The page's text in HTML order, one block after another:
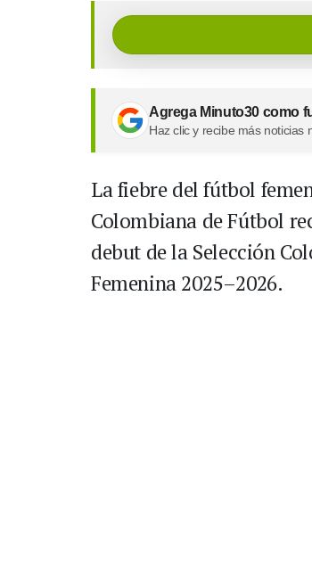
Agrega Minuto30 como
Haz clic y recibe más noticias
La fiebre del fútbol
Colombiana de Fútbol
debut de la Selección
Femenina 2025–2026.